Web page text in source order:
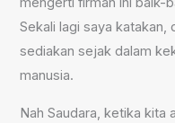
Sekali lagi saya katakan,
sediakan sejak dalam
manusia.
Nah Saudara, ketika kita